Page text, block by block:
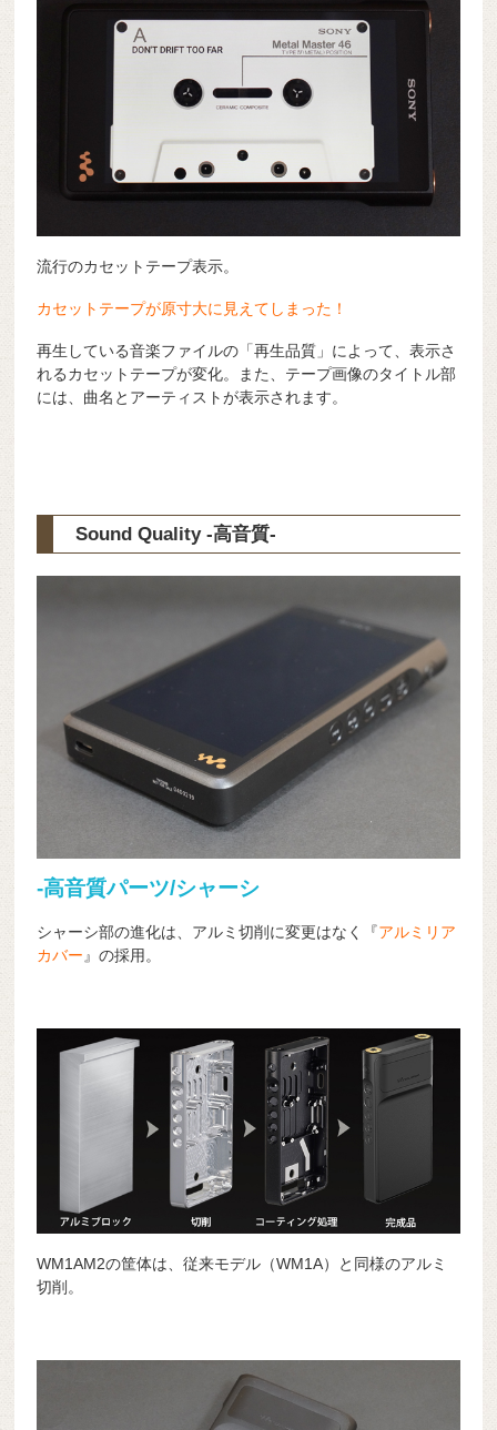
流行のカセットテープ表示。
カセットテープが原寸大に見えてしまった！
再生している音楽ファイルの「再生品質」によって、表示さ
れるカセットテープが変化。また、テープ画像のタイトル部
には、曲名とアーティストが表示されます。
Sound Quality -高音質-
-高音質パーツ/シャーシ
シャーシ部の進化は、アルミ切削に変更はなく『アルミリア
カバー 』の採用。
WM1AM2の筐体は、従来モデル（WM1A）と同様のアルミ
切削。